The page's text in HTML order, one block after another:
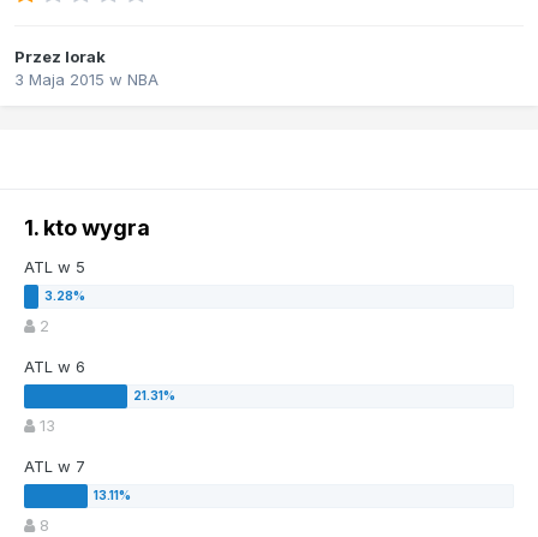
Przez lorak
3 Maja 2015 w NBA
1. kto wygra
ATL w 5
2
ATL w 6
13
ATL w 7
8